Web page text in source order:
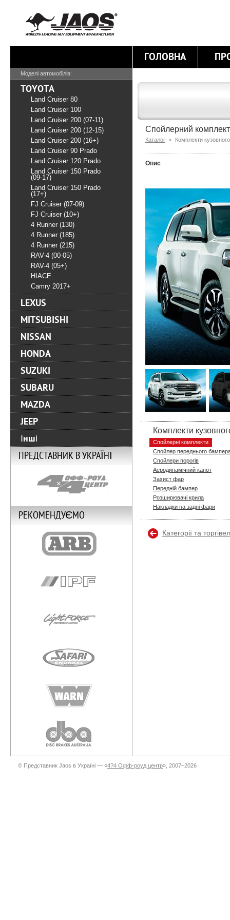
ГОЛОВНА
Спойлерний
Каталог > Комплекти
Опис
Комплекти
Спойлерні комплекти
Спойлер переднього
Спойлери порогів
Аеродинамічний капот
Захист фар
Передній бампер
Розширювачі крила
Накладки на задні фари
Категорії та
Моделі автомобілів:
TOYOTA
Land Cruiser 80
Land Cruiser 100
Land Cruiser 200 (07-11)
Land Cruiser 200 (12-15)
Land Cruiser 200 (16+)
Land Cruiser 90 Prado
Land Cruiser 120 Prado
Land Cruiser 150 Prado
(09-17)
Land Cruiser 150 Prado
(17+)
FJ Cruiser (07-09)
FJ Cruiser (10+)
4 Runner (130)
4 Runner (185)
4 Runner (215)
RAV-4 (00-05)
RAV-4 (05+)
HIACE
Camry 2017+
LEXUS
MITSUBISHI
NISSAN
HONDA
SUZUKI
SUBARU
MAZDA
JEEP
Інші
ПРЕДСТАВНИК В УКРАЇНІ
РЕКОМЕНДУЄМО
© Представник Jaos в Україні — «4?4 Офф-роуд центр», 2007–2026